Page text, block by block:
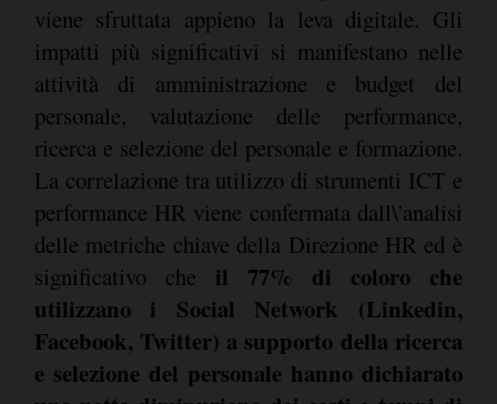
viene sfruttata appieno la leva digitale. Gli
impatti più significativi si manifestano nelle
attività di amministrazione e budget del
personale, valutazione delle performance,
ricerca e selezione del personale e formazione.
La correlazione tra utilizzo di strumenti ICT e
performance HR viene confermata dall\'analisi
delle metriche chiave della Direzione HR ed è
significativo che il 77% di coloro che
utilizzano i Social Network (Linkedin,
Facebook, Twitter) a supporto della ricerca
e selezione del personale hanno dichiarato